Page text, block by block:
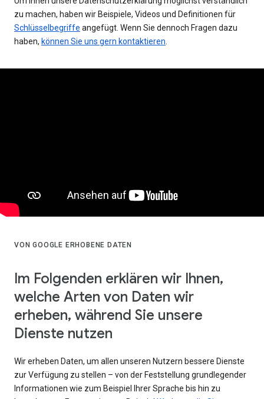
zu machen, haben wir Beispiele, Videos und Definitionen für
Schlüsselbegriffe angefügt. Wenn Sie dennoch Fragen dazu
haben, können Sie uns gern kontaktieren
VON GOOGLE ERHOBENE DATEN
Im Folgenden erklären wir Ihnen,
welche Arten von Daten wir
erheben, während Sie unsere
Dienste nutzen
Wir erheben Daten, um allen unseren Nutzern bessere Dienste
zur Verfügung zu stellen – von der Feststellung grundlegender
Informationen wie zum Beispiel Ihrer Sprache bis hin zu